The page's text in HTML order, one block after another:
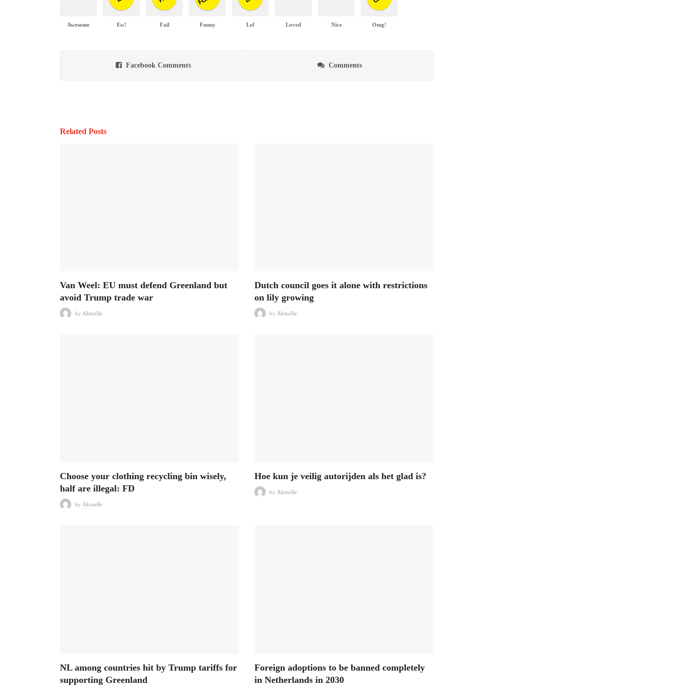
Awesome Ew! Fail Funny Lol Loved Nice Omg!
Facebook Comments Comments
Related Posts
Van Weel: EU must defend Greenland but
avoid Trump trade war
by Aktuelle
Dutch council goes it alone with restrictions
on lily growing
by Aktuelle
Choose your clothing recycling bin wisely,
half are illegal: FD
by Aktuelle
Hoe kun je veilig autorijden als het glad is?
by Aktuelle
NL among countries hit by Trump tariffs for
supporting Greenland
Foreign adoptions to be banned completely
in Netherlands in 2030